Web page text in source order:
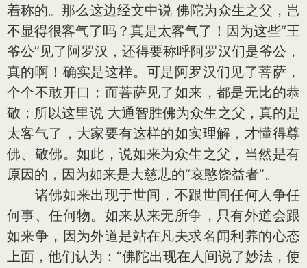
着称的。那么这边经文中说 佛陀为众生之父，岂
不显得很客气了吗？真是太客气了！因为这些“王
爷公”见了阿罗汉，还得要称呼阿罗汉们是爷公，
真的啊！确实是这样。可是阿罗汉们见了菩萨，
个个不敢开口；而菩萨见了如来，都是无比的恭
敬；所以这里说 大通智胜佛为众生之父，真的是
太客气了，大家要有这样的如实理解，才懂得尊
佛、敬佛。如此，说如来为众生之父，当然是有
原因的，因为如来是大慈悲的“哀愍饶益者”。
诸佛如来出现于世间，不跟世间任何人争任
何事、任何物。如来从来无所争，只有外道会跟
如来争，因为外道是站在凡夫求名闻利养的心态
上面，他们认为：“佛陀出现在人间说了妙法，使